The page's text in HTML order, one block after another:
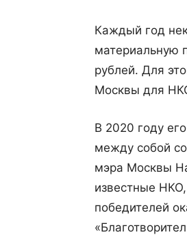
Каждый год
материальную
рублей. Для
Москвы для
В 2020 году
между собой
мэра Москвы
известные
победителей